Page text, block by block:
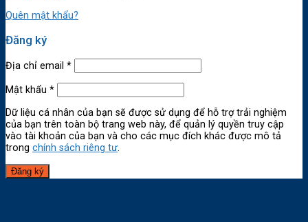
Quên mật khẩu?
Đăng ký
Địa chỉ email *
Mật khẩu *
Dữ liệu cá nhân của bạn sẽ được sử dụng để hỗ trợ trải nghiệm
của bạn trên toàn bộ trang web này, để quản lý quyền truy cập
vào tài khoản của bạn và cho các mục đích khác được mô tả
trong chính sách riêng tư.